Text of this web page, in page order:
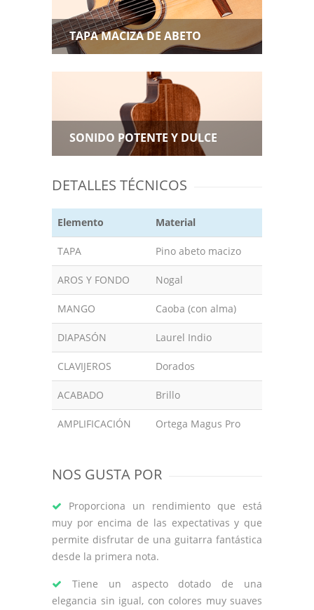
TAPA MACIZA DE ABETO
SONIDO POTENTE Y DULCE
DETALLES TÉCNICOS
Elemento Material
TAPA Pino abeto macizo
AROS Y FONDO Nogal
MANGO Caoba (con alma)
DIAPASÓN Laurel Indio
CLAVIJEROS Dorados
ACABADO Brillo
AMPLIFICACIÓN Ortega Magus Pro
NOS GUSTA POR
Proporciona un rendimiento que está
muy por encima de las expectativas y que
permite disfrutar de una guitarra fantástica
desde la primera nota.
Tiene un aspecto dotado de una
elegancia sin igual, con colores muy suaves